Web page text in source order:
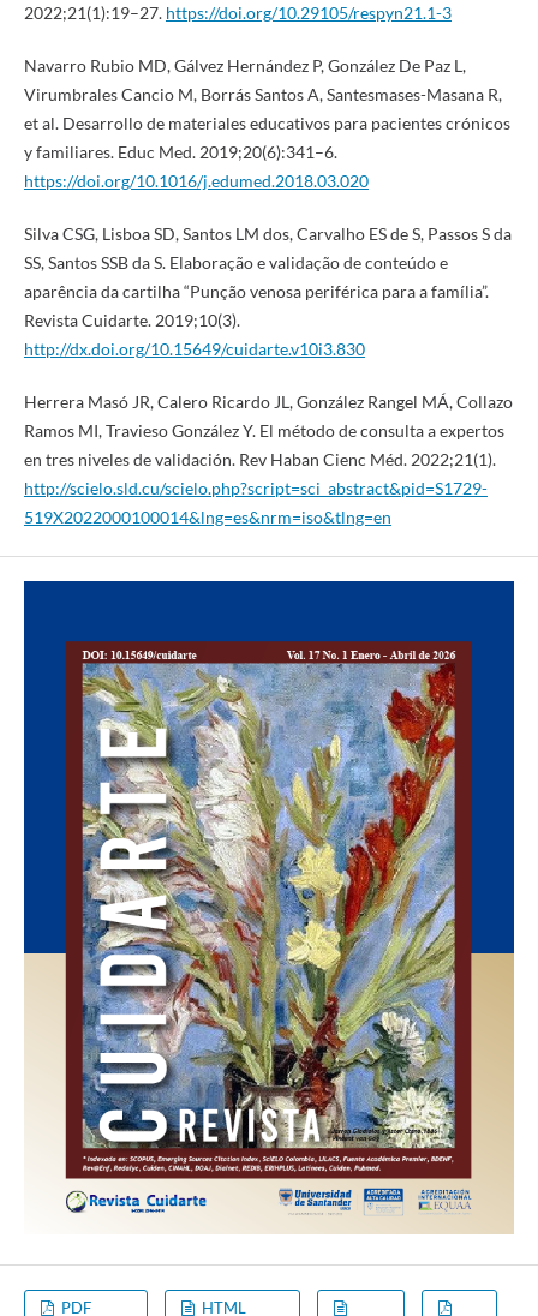
2022;21(1):19–27. https://doi.org/10.29105/respyn21.1-3
Navarro Rubio MD, Gálvez Hernández P, González De Paz L,
Virumbrales Cancio M, Borrás Santos A, Santesmases-Masana R,
et al. Desarrollo de materiales educativos para pacientes crónicos
y familiares. Educ Med. 2019;20(6):341–6.
https://doi.org/10.1016/j.edumed.2018.03.020
Silva CSG, Lisboa SD, Santos LM dos, Carvalho ES de S, Passos S da
SS, Santos SSB da S. Elaboração e validação de conteúdo e
aparência da cartilha “Punção venosa periférica para a família”.
Revista Cuidarte. 2019;10(3).
http://dx.doi.org/10.15649/cuidarte.v10i3.830
Herrera Masó JR, Calero Ricardo JL, González Rangel MÁ, Collazo
Ramos MI, Travieso González Y. El método de consulta a expertos
en tres niveles de validación. Rev Haban Cienc Méd. 2022;21(1).
http://scielo.sld.cu/scielo.php?script=sci_abstract&pid=S1729-
519X2022000100014&lng=es&nrm=iso&tlng=en
PDF
HTML